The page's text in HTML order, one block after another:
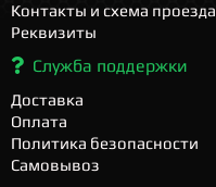
Контакты и схема проезда
Реквизиты
Служба поддержки
Доставка
Оплата
Политика безопасности
Самовывоз